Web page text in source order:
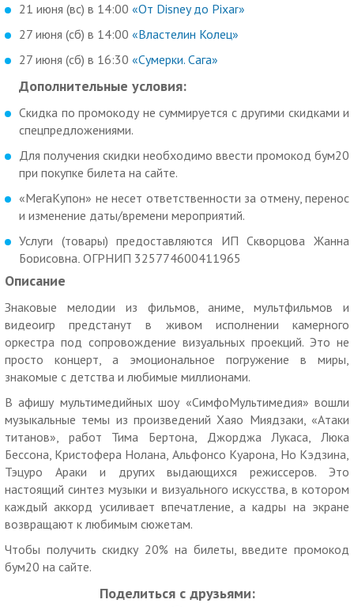
21 июня (вс) в 14:00 «От Disney до Pixar»
27 июня (сб) в 14:00 «Властелин Колец»
27 июня (сб) в 16:30 «Сумерки. Сага»
Дополнительные условия:
Скидка по промокоду не суммируется с другими скидками и
спецпредложениями.
Для получения скидки необходимо ввести промокод бум20
при покупке билета на сайте.
«МегаКупон» не несет ответственности за отмену, перенос
и изменение даты/времени мероприятий.
Услуги (товары) предоставляются ИП Скворцова Жанна
Борисовна, ОГРНИП 325774600411965
Описание
Знаковые мелодии из фильмов, аниме, мультфильмов и
видеоигр предстанут в живом исполнении камерного
оркестра под сопровождение визуальных проекций. Это не
просто концерт, а эмоциональное погружение в миры,
знакомые с детства и любимые миллионами.
В афишу мультимедийных шоу «СимфоМультимедия» вошли
музыкальные темы из произведений Хаяо Миядзаки, «Атаки
титанов», работ Тима Бертона, Джорджа Лукаса, Люка
Бессона, Кристофера Нолана, Альфонсо Куарона, Но Кэдзина,
Тэцуро Араки и других выдающихся режиссеров. Это
настоящий синтез музыки и визуального искусства, в котором
каждый аккорд усиливает впечатление, а кадры на экране
возвращают к любимым сюжетам.
Чтобы получить скидку 20% на билеты, введите промокод
бум20 на сайте.
Поделиться с друзьями: